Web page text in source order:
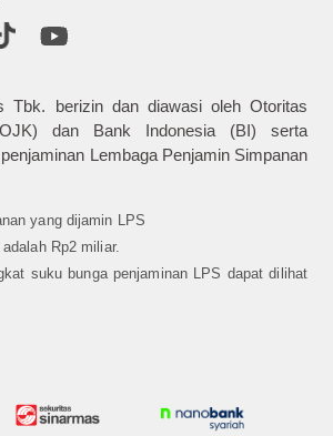
Tbk. berizin dan diawasi oleh Otoritas
dan Bank Indonesia (BI) serta
Lembaga Penjamin Simpanan
yang dijamin LPS
Rp2 miliar.
suku bunga penjaminan LPS dapat dilihat